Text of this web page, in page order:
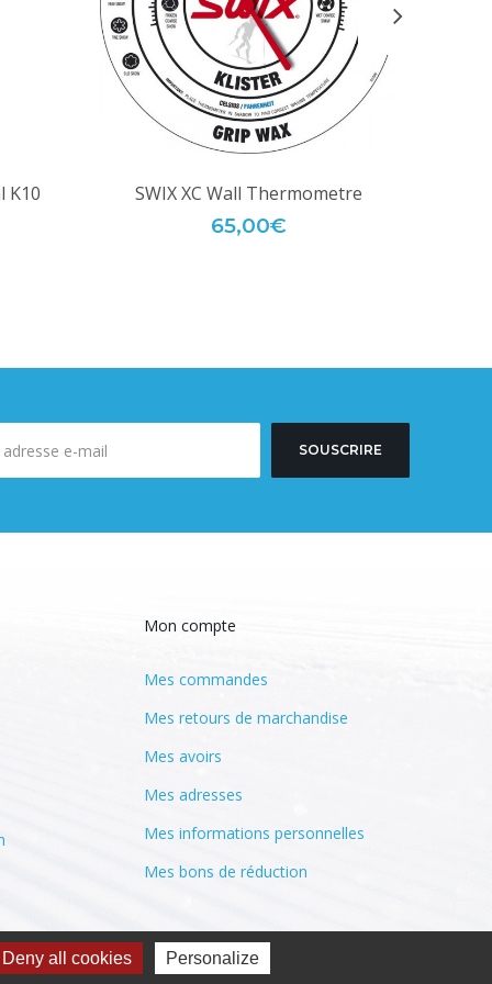
K10 SWIX XC Wall Thermometre
65,00€
SOUSCRIRE
Mon compte
Mes commandes
Mes retours de marchandise
Mes avoirs
Mes adresses
Mes informations personnelles
Mes bons de réduction
all cookies Personalize